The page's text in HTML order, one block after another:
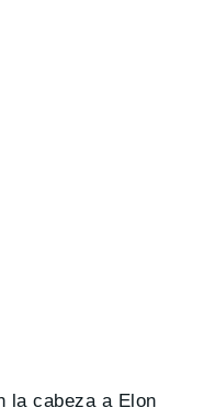
la cabeza a Elon